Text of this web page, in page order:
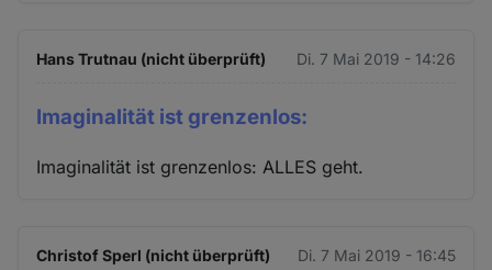
Hans Trutnau (nicht überprüft) Di. 7 Mai 2019 - 14:26
Imaginalität ist grenzenlos:
Imaginalität ist grenzenlos: ALLES geht.
Christof Sperl (nicht überprüft) Di. 7 Mai 2019 - 16:45